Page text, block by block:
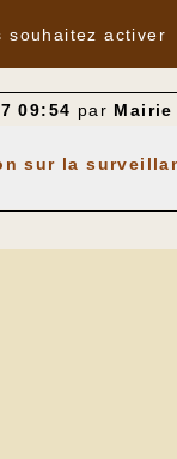
09:54 par Mairie
sur la
souhaitez activer